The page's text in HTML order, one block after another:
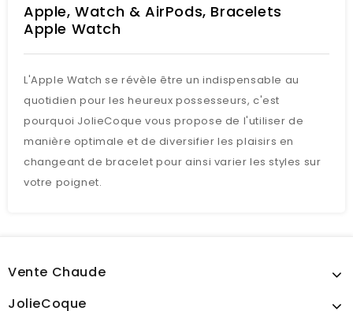
Apple, Watch & AirPods, Bracelets
Apple Watch
L'Apple Watch se révèle être un indispensable au
quotidien pour les heureux possesseurs, c'est
pourquoi JolieCoque vous propose de l'utiliser de
manière optimale et de diversifier les plaisirs en
changeant de bracelet pour ainsi varier les styles sur
votre poignet.
Vente Chaude
JolieCoque